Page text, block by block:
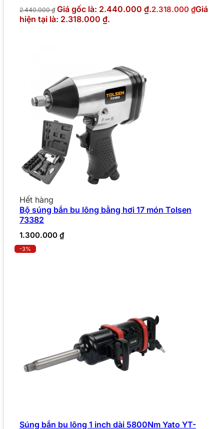
2.440.000₫ Giá gốc là: 2.440.000 ₫.2.318.000 ₫Giá
hiện tại là: 2.318.000 ₫.
Hết hàng
Bộ súng bắn bu lông bằng hơi 17 món Tolsen
73382
1.300.000 ₫
-3%
Súng bắn bu lông 1 inch dài 5800Nm Yato YT-